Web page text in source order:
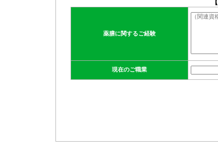
薬膳に関するご経験
現在のご職業